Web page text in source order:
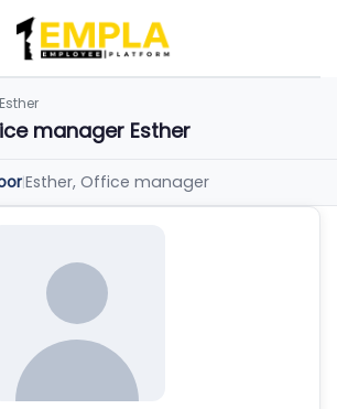
Esther
manager Esther
|Esther, Office manager